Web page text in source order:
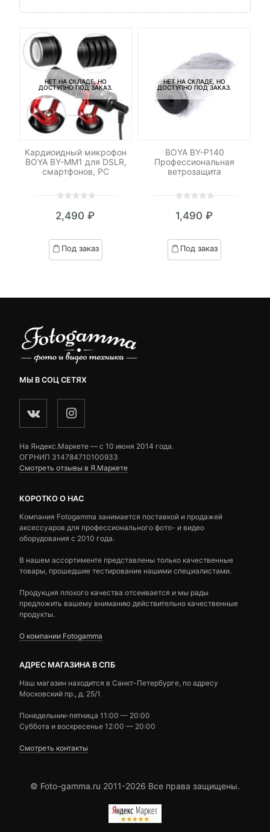
НЕТ НА СКЛАДЕ, НО
ДОСТУПНО ПОД ЗАКАЗ.
Кардиоидный микрофон
BOYA BY-MM1 для DSLR,
смартфонов, PC
out
based
on
2,490 ₽
Под заказ
НЕТ НА СКЛАДЕ, НО
ДОСТУПНО ПОД ЗАКАЗ.
BOYA BY-P140
Профессиональная
ветрозащита
out
based
on
1,490 ₽
Под заказ
МЫ В СОЦ СЕТЯХ
На Яндекс.Маркете — c 10 июня 2014 года.
ОГРНИП 314784710100933
Смотреть отзывы в Я.Маркете
КОРОТКО О НАС
Компания Fotogamma занимается поставкой и продажей
аксессуаров для профессионального фото- и видео
оборудования с 2010 года.
В нашем ассортименте представлены только качественные
товары, прошедшие тестирование нашими специалистами.
Продукция плохого качества отсеивается и мы рады
предложить вашему вниманию действительно качественные
продукты.
О компании Fotogamma
АДРЕС МАГАЗИНА В СПБ
Наш магазин находится в Санкт-Петербурге, по адресу
Московский пр., д. 25/1
Понедельник-пятница 11:00 — 20:00
Суббота и воскресенье 12:00 — 20:00
Смотреть контакты
© Foto-gamma.ru 2011-2026 Все права защищены.